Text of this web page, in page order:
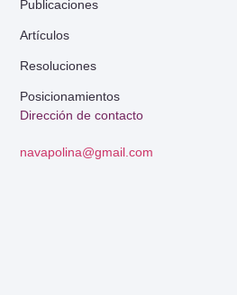
Dirección de contacto
navapolina@gmail.com
Publicaciones
Artículos
Resoluciones
Posicionamientos